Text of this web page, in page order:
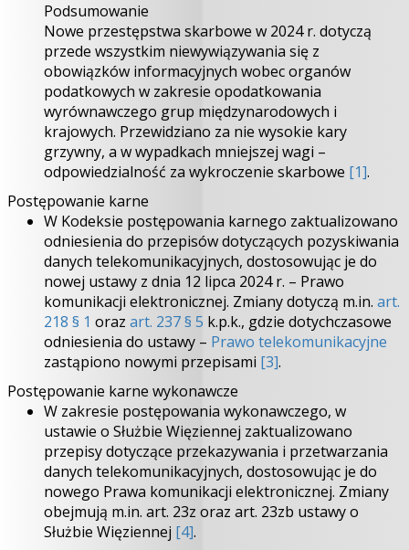
Podsumowanie
Nowe przestępstwa skarbowe w 2024 r. dotyczą
przede wszystkim niewywiązywania się z
obowiązków informacyjnych wobec organów
podatkowych w zakresie opodatkowania
wyrównawczego grup międzynarodowych i
krajowych. Przewidziano za nie wysokie kary
grzywny, a w wypadkach mniejszej wagi –
odpowiedzialność za wykroczenie skarbowe [1].
Postępowanie karne
W Kodeksie postępowania karnego zaktualizowano
odniesienia do przepisów dotyczących pozyskiwania
danych telekomunikacyjnych, dostosowując je do
nowej ustawy z dnia 12 lipca 2024 r. – Prawo
komunikacji elektronicznej. Zmiany dotyczą m.in. art.
218 § 1 oraz art. 237 § 5 k.p.k., gdzie dotychczasowe
odniesienia do ustawy – Prawo telekomunikacyjne
zastąpiono nowymi przepisami [3].
Postępowanie karne wykonawcze
W zakresie postępowania wykonawczego, w
ustawie o Służbie Więziennej zaktualizowano
przepisy dotyczące przekazywania i przetwarzania
danych telekomunikacyjnych, dostosowując je do
nowego Prawa komunikacji elektronicznej. Zmiany
obejmują m.in. art. 23z oraz art. 23zb ustawy o
Służbie Więziennej [4].